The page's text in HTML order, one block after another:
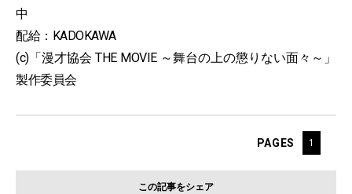
中
配給：KADOKAWA
(c)「漫才協会 THE MOVIE ～舞台の上の懲りない面々～」
製作委員会
PAGES 1
この記事をシェア